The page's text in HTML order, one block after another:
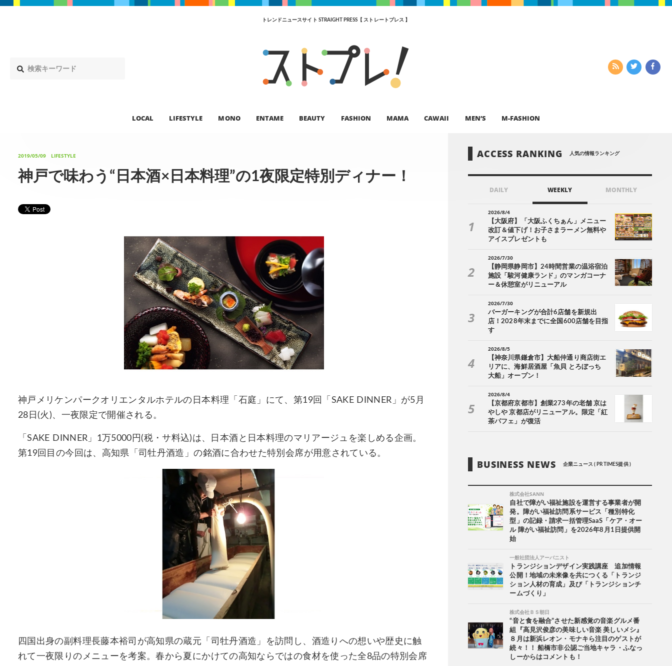
トレンドニュースサイト STRAIGHT PRESS【 ストレートプレス 】
LOCAL LIFESTYLE MONO ENTAME BEAUTY FASHION MAMA CAWAII MEN’S M-FASHION
2019/05/09 LIFESTYLE
神戸で味わう“日本酒×日本料理”の1夜限定特別ディナー！
神戸メリケンパークオリエンタルホテルの日本料理「石庭」にて、第19回「SAKE DINNER」が5月
28日(火)、一夜限定で開催される。
「SAKE DINNER」1万5000円(税・サ料込)は、日本酒と日本料理のマリアージュを楽しめる企画。
第19回目の今回は、高知県「司牡丹酒造」の銘酒に合わせた特別会席が用意されている。
四国出身の副料理長藤本裕司が高知県の蔵元「司牡丹酒造」を訪問し、酒造りへの想いや歴史に触
れて一夜限りのメニューを考案。春から夏にかけての高知ならではの食材を使った全8品の特別会席
ACCESS RANKING 人気の情報ランキング
DAILY WEEKLY MONTHLY
2026/8/4
【大阪府】「大阪ふくちぁん」メニュー
改訂＆値下げ！お子さまラーメン無料や
アイスプレゼントも
2026/7/30
【静岡県静岡市】24時間営業の温浴宿泊
施設「駿河健康ランド」のマンガコーナ
ー＆休憩室がリニューアル
2026/7/30
バーガーキングが合計6店舗を新規出
店！2028年末までに全国600店舗を目指
す
2026/8/5
【神奈川県鎌倉市】大船仲通り商店街エ
リアに、海鮮居酒屋「魚貝 とろぼっち
大船」オープン！
2026/8/4
【京都府京都市】創業273年の老舗 京は
やしや 京都店がリニューアル。限定「紅
茶パフェ」が復活
BUSINESS NEWS 企業ニュース ( PR TIMES提供 )
株式会社SANN
自社で障がい福祉施設を運営する事業者が開
発。障がい福祉訪問系サービス「種別特化
型」の記録・請求一括管理SaaS「ケア・オー
ル 障がい福祉訪問」を2026年8月1日提供開
始
一般社団法人アーバニスト
トランジションデザイン実践講座 追加情報
公開！地域の未来像を共につくる「トランジ
ション人材の育成」及び「トランジションチ
ームづくり」
株式会社ＢＳ朝日
“音と食を融合”させた新感覚の音楽グルメ番
組『高見沢俊彦の美味しい音楽 美しいメシ』
８月は新浜レオン・モナキら注目のゲストが
続々！！ 船橋市非公認ご当地キャラ・ふなっ
しーからはコメントも！